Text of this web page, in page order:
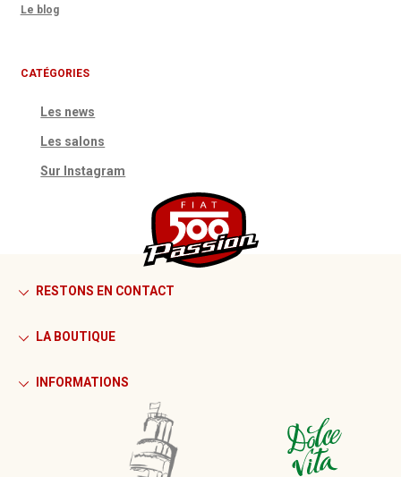
Le blog
CATÉGORIES
Les news
Les salons
Sur Instagram
RESTONS EN CONTACT
LA BOUTIQUE
INFORMATIONS